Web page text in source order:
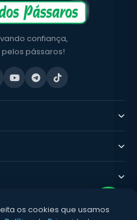
confiança,
pássaros!
os cookies que usamos